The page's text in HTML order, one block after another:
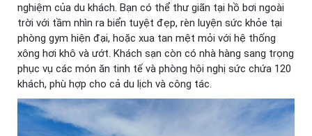
nghiệm của du khách. Bạn có thể thư giãn tại hồ bơi ngoài
trời với tầm nhìn ra biển tuyệt đẹp, rèn luyện sức khỏe tại
phòng gym hiện đại, hoặc xua tan mệt mỏi với hệ thống
xông hơi khô và ướt. Khách sạn còn có nhà hàng sang trọng
phục vụ các món ăn tinh tế và phòng hội nghị sức chứa 120
khách, phù hợp cho cả du lịch và công tác.